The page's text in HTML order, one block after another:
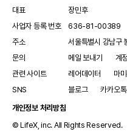
대표
장민후
사업자 등록 번호
636-81-00389
주소
서울특별시 강남구
문의
메일 보내기
계
관련 사이트
레어데이터 마
SNS
블로그
카카오톡
개인정보 처리방침
© LifeX, inc. All Rights Reserved.